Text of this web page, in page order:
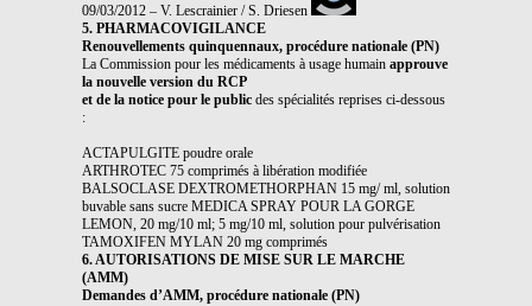
09/03/2012 – V. Lescrainier / S. Driesen
5. PHARMACOVIGILANCE
Renouvellements quinquennaux, procédure nationale (PN)
La Commission pour les médicaments à usage humain approuve
la nouvelle version du RCP
et de la notice pour le public des spécialités reprises ci-dessous
:
ACTAPULGITE poudre orale
ARTHROTEC 75 comprimés à libération modifiée
BALSOCLASE DEXTROMETHORPHAN 15 mg/ ml, solution
buvable sans sucre MEDICA SPRAY POUR LA GORGE
LEMON, 20 mg/10 ml; 5 mg/10 ml, solution pour pulvérisation
TAMOXIFEN MYLAN 20 mg comprimés
6. AUTORISATIONS DE MISE SUR LE MARCHE
(AMM)
Demandes d’AMM, procédure nationale (PN)